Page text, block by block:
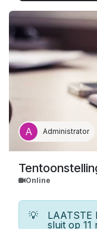
ticket, sans autre
Gratuités
ICOM/ICOMOS
presse
réductions
Administrator
Online
💡
LAATSTE
sluit op 11